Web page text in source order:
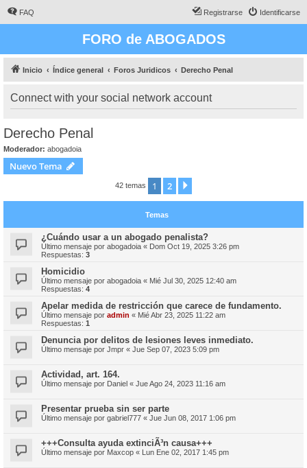
FAQ Identificarse
Registrarse
FORO de ABOGADOS
Inicio Índice general Foros Juridicos Derecho Penal
Connect with your social network account
Derecho Penal
Moderador: abogadoia
Nuevo Tema
42 temas 1 2
Temas
¿Cuándo usar a un abogado penalista?
Último mensaje por abogadoia « Dom Oct 19, 2025 3:26 pm
Respuestas: 3
Homicidio
Último mensaje por abogadoia « Mié Jul 30, 2025 12:40 am
Respuestas: 4
Apelar medida de restricción que carece de fundamento.
Último mensaje por admin « Mié Abr 23, 2025 11:22 am
Respuestas: 1
Denuncia por delitos de lesiones leves inmediato.
Último mensaje por Jmpr « Jue Sep 07, 2023 5:09 pm
Actividad, art. 164.
Último mensaje por Daniel « Jue Ago 24, 2023 11:16 am
Presentar prueba sin ser parte
Último mensaje por gabriel777 « Jue Jun 08, 2017 1:06 pm
+++Consulta ayuda extinciÃ³n causa+++
Último mensaje por Maxcop « Lun Ene 02, 2017 1:45 pm